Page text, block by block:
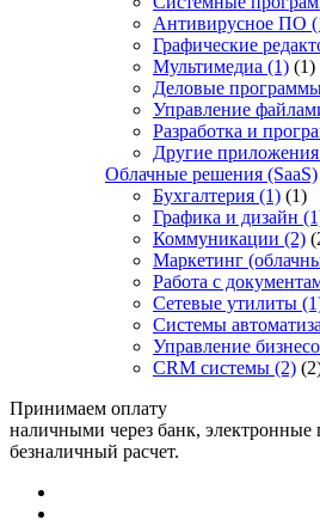
Антивирусное ПО
Графические
Мультимедиа (1) (1)
Деловые
Управление
Разработка и
Другие приложения
Облачные решения (SaaS)
Бухгалтерия (1) (1)
Графика и дизайн
Коммуникации (2)
Маркетинг
Работа с
Сетевые утилиты
Системы
Управление
CRM системы (2)
Принимаем оплату
наличными через банк, электронные
безналичный расчет.